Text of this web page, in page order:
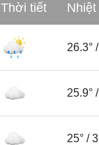
Thời tiết Nhiệt
26.3° /
25.9° /
25° /